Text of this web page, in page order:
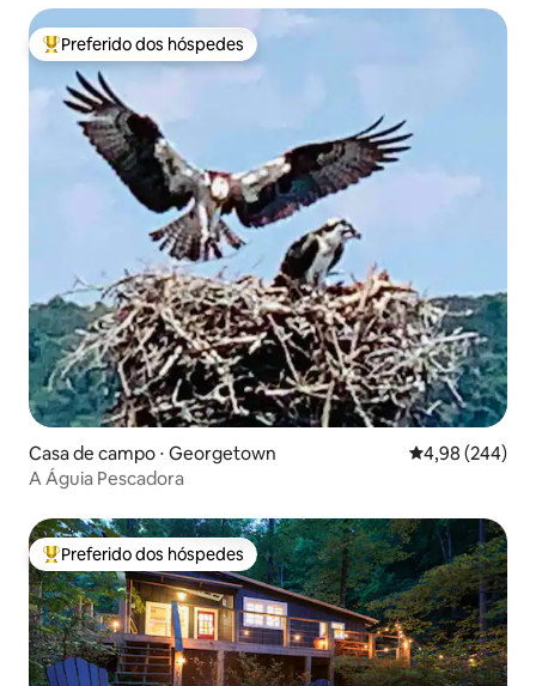
Entre os melhores preferidos dos hóspedes
Preferido dos hóspedes
Casa de campo ⋅ Georgetown 4,98 de uma
4,98 (244)
A Águia Pescadora
Entre os melhores preferidos dos hóspedes
Preferido dos hóspedes